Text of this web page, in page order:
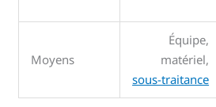
Moyens
Équipe,
matériel,
sous-traitance